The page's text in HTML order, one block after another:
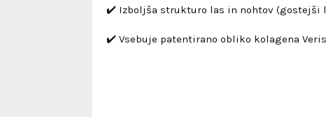
✔️ Izboljša strukturo las in nohtov (gostejši
✔️ Vsebuje patentirano obliko kolagena